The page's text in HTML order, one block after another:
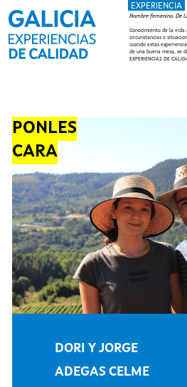
EXPERIENCIA
Nombre femenino. De
Conocimiento de la vida
circunstancias o
cuando estas
de una buena mesa, se
EXPERIENCIAS DE
PONLES
CARA
DORI Y JORGE
ADEGAS CELME